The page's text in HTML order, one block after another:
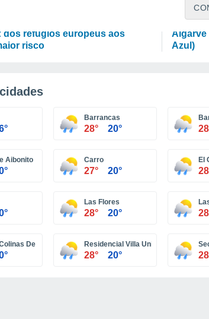
dos refúgios europeus aos
risco
LAZER
Há
Algarve
Azul)
Barrancas
28° 20°
Aibonito Carro
27° 20°
El
Las Flores
28° 20°
De Monte Verde Residencial Villa Universidad
28° 20°